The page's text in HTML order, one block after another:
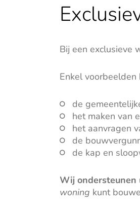
Bij een exclusieve
Enkel voorbeelden
de
het maken van
het aanvragen
de
de kap en
Wij ondersteunen
woning kunt